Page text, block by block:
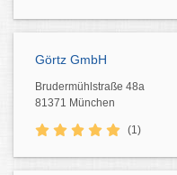
Görtz GmbH
Brudermühlstraße 48a
81371 München
(1)